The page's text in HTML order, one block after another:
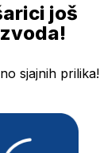
još
sjajnih prilika!